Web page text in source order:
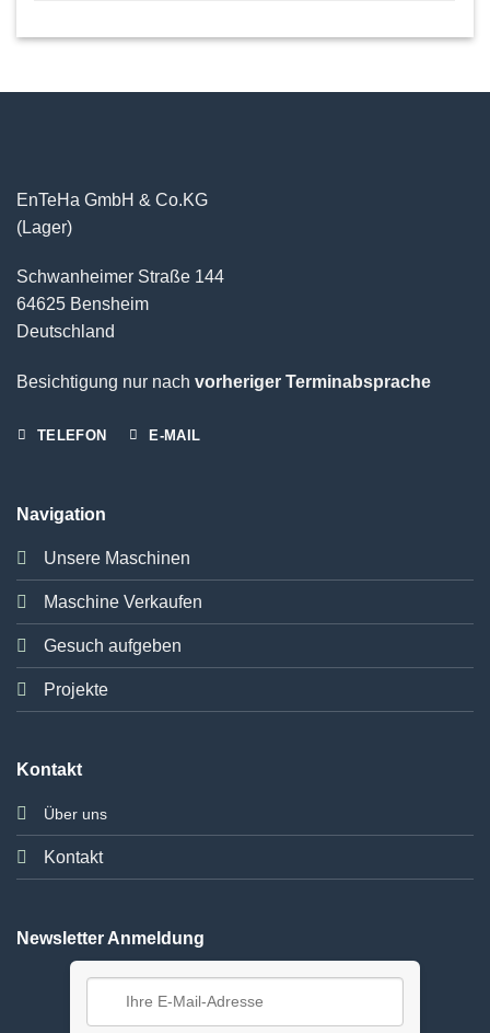
EnTeHa GmbH & Co.KG
(Lager)
Schwanheimer Straße 144
64625 Bensheim
Deutschland
Besichtigung nur nach vorheriger Terminabsprache
TELEFON E-MAIL
Navigation
Unsere Maschinen
Maschine Verkaufen
Gesuch aufgeben
Projekte
Kontakt
Über uns
Kontakt
Newsletter Anmeldung